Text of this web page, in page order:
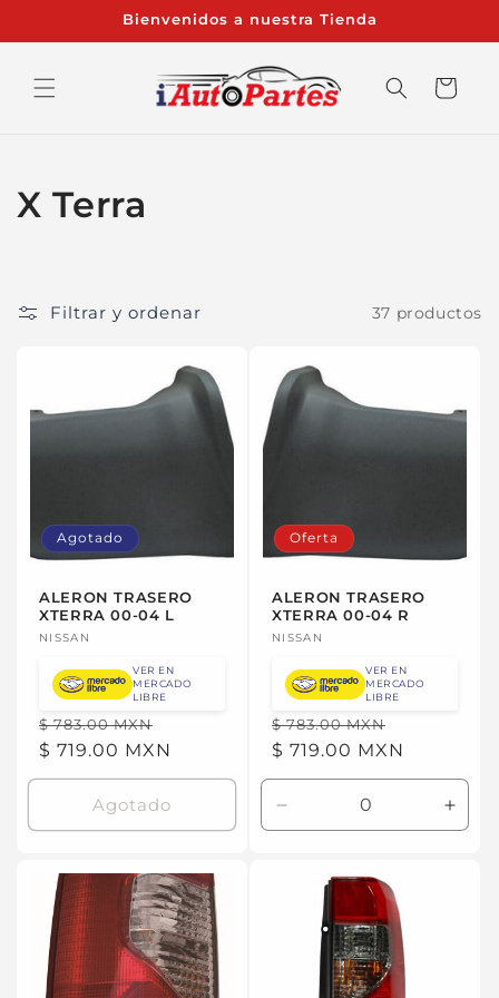
directamente
al contenido
Bienvenidos a nuestra Tienda
Carrito
C
c
n
X Terra
Filtrar y ordenar 37 productos
Agotado
ALERON TRASERO
XTERRA 00-04 L
Proveedor:
NISSAN
VER EN
MERCADO
LIBRE
Precio
habitual
$ 783.00 MXN
de
oferta
$ 719.00 MXN
Agotado
Oferta
ALERON TRASERO
XTERRA 00-04 R
Proveedor:
NISSAN
VER EN
MERCADO
LIBRE
Precio
habitual
$ 783.00 MXN
de
oferta
$ 719.00 MXN
cantidad
Default